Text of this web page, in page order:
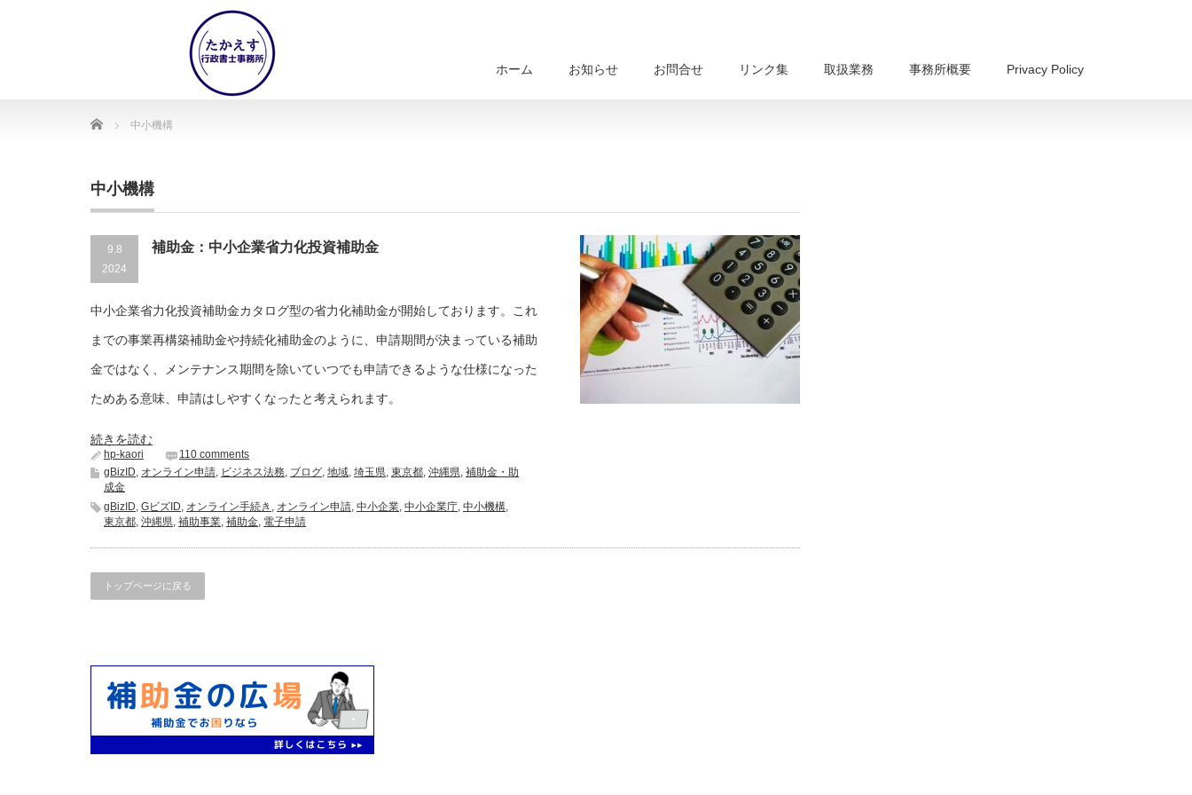
ホーム お知らせ お問合せ リンク集 取扱業務 事務所概要 Privacy Policy
Home 中小機構
中小機構
9.8
2024
補助金：中小企業省力化投資補助金
中小企業省力化投資補助金カタログ型の省力化補助金が開始しております。これ
までの事業再構築補助金や持続化補助金のように、申請期間が決まっている補助
金ではなく、メンテナンス期間を除いていつでも申請できるような仕様になった
ためある意味、申請はしやすくなったと考えられます。
続きを読む
hp-kaori
110 comments
gBizID, オンライン申請, ビジネス法務, ブログ, 地域, 埼玉県, 東京都, 沖縄県, 補助金・助
成金
gBizID, GビズID, オンライン手続き , オンライン申請, 中小企業, 中小企業庁, 中小機構,
東京都, 沖縄県, 補助事業, 補助金, 電子申請
トップページに戻る